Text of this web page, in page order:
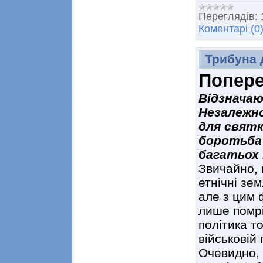
Переглядів:
Коментарі (0)
Трибуна
для
багатьох
Звичайно,
етнічні
але з цим
лише
політика
Очевидно,